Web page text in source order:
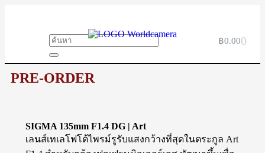
฿0.000
PRE-ORDER
SIGMA 135mm F1.4 DG | Art
เลนส์เทเลโฟโต้ไพรม์รูรับแสงกว้างที่สุดในตระกูล Art